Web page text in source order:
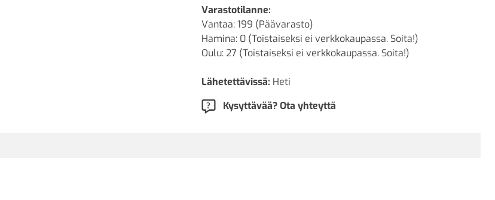
Varastotilanne:
Vantaa: 199 (Päävarasto)
Hamina: 0 (Toistaiseksi ei verkkokaupassa. Soita!)
Oulu: 27 (Toistaiseksi ei verkkokaupassa. Soita!)
Lähetettävissä: Heti
Kysyttävää? Ota yhteyttä